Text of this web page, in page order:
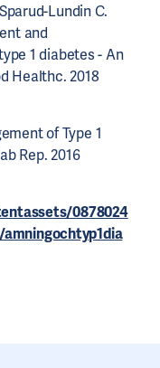
Lundin C.
and
1 diabetes - An
Healthc. 2018
of Type 1
Rep. 2016
0878024